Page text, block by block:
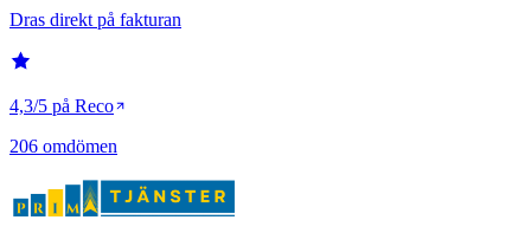
Dras direkt på fakturan
4,3/5 på Reco
206 omdömen